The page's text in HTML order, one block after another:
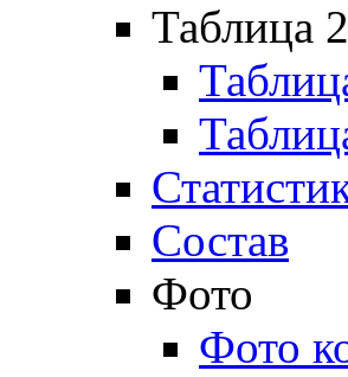
Таблица
Состав
Фото
Фото